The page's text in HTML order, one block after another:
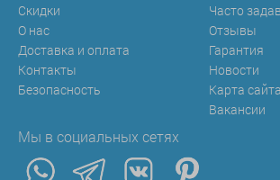
Скидки
О нас
Доставка и оплата
Контакты
Безопасность
Часто
Отзывы
Гарантия
Новости
Карта сайта
Вакансии
Мы в социальных сетях